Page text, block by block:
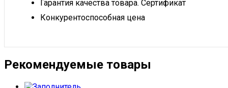
Гарантия качества товара. Сертификат
Конкурентоспособная цена
Рекомендуемые товары